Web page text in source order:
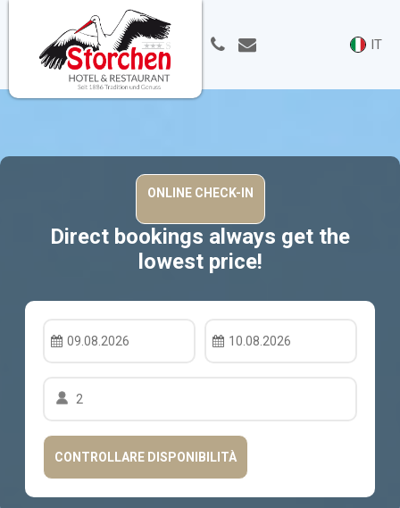
IT
Direct bookings always get the
lowest price!
09.08.2026 10.08.2026
2